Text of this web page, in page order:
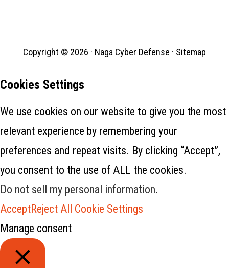
Copyright © 2026 · Naga Cyber Defense · Sitemap
Cookies Settings
We use cookies on our website to give you the most
relevant experience by remembering your
preferences and repeat visits. By clicking “Accept”,
you consent to the use of ALL the cookies.
Do not sell my personal information.
AcceptReject All Cookie Settings
Manage consent